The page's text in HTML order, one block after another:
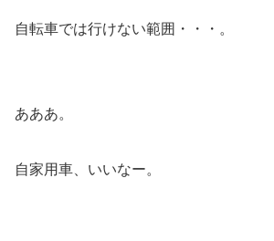
自転車では行けない範囲・・・。
あああ。
自家用車、いいなー。